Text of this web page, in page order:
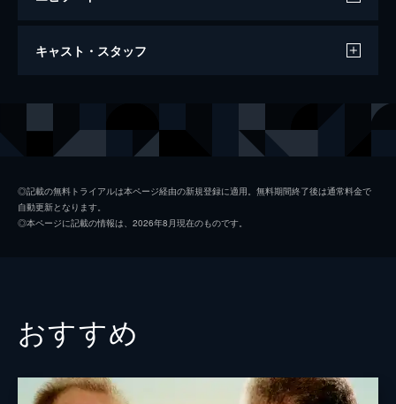
グリーンブック
キャスト・スタッフ
マハーシャラ・アリ
トム・ヴァーチュー
◎記載の無料トライアルは本ページ経由の新規登録に適用。無料期間終了後は通常料金で
自動更新となります。
◎本ページに記載の情報は、2026年8月現在のものです。
おすすめ